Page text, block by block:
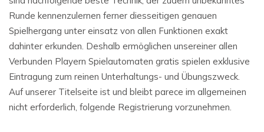
Runde kennenzulernen ferner diesseitigen genauen
Spielhergang unter einsatz von allen Funktionen exakt
dahinter erkunden. Deshalb ermöglichen unsereiner allen
Verbunden Playern Spielautomaten gratis spielen exklusive
Eintragung zum reinen Unterhaltungs- und Übungszweck.
Auf unserer Titelseite ist und bleibt parece im allgemeinen
nicht erforderlich, folgende Registrierung vorzunehmen.